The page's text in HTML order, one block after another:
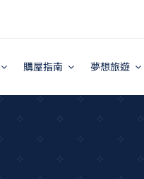
購屋指南 夢想旅遊